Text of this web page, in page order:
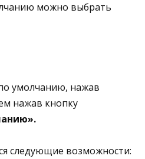
можно выбрать
умолчанию, нажав
нажав кнопку
следующие возможности: